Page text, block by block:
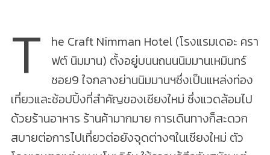
T
he Craft Nimman Hotel (โรงแรมเดอะ ครา
ฟต์ นิมมาน) ตั้งอยู่บนนถนนนิมมานเหมินทร์
ซอย9 ใจกลางย่านนิมมานฯซึ่งเป็นแหล่งท่อง
เที่ยวและช้อปปิ้งที่สำคัญของเชียงใหม่ ซึ่งแวดล้อมไป
ด้วยร้านอาหาร ร้านค้ามากมาย การเดินทางก็สะดวก
สบายต่อการไปเที่ยวต่อยังจุดต่างๆในเชียงใหม่ ตัว